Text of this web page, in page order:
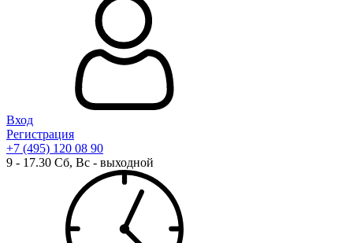
Вход
Регистрация
+7 (495) 120 08 90
9 - 17.30 Сб, Вс - выходной